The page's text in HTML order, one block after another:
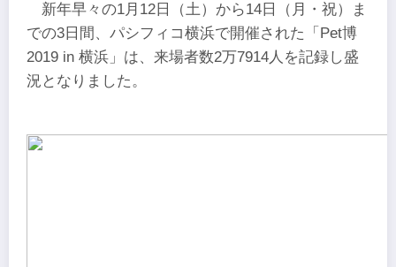
新年早々の1月12日（土）から14日（月・祝）ま
での3日間、パシフィコ横浜で開催された「Pet博
2019 in 横浜」は、来場者数2万7914人を記録し盛
況となりました。